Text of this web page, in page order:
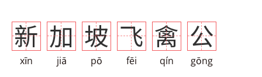
新
xīn
加
jiā
坡
pō
飞
fēi
禽
qín
公
gōng